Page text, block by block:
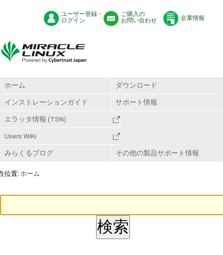
ユーザー登録・
ログイン
ご購入の
お問い合わせ
企業情報
ホーム ダウンロード
インストレーションガイド サポート情報
エラッタ情報 (TSN)
Users WiKi
みらくるブログ その他の製品サポート情報
位置: ホーム